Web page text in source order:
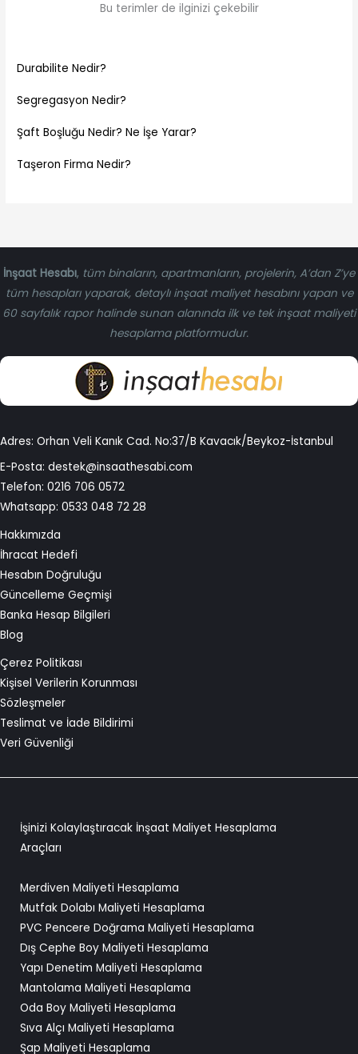
Bu terimler de ilginizi çekebilir
Durabilite Nedir?
Segregasyon Nedir?
Şaft Boşluğu Nedir? Ne İşe Yarar?
Taşeron Firma Nedir?
İnşaat Hesabı, tüm binaların, apartmanların, projelerin, A’dan Z’ye
tüm hesapları yaparak, detaylı inşaat maliyet hesabını yapan ve
60 sayfalık rapor halinde sunan alanında ilk ve tek inşaat maliyeti
hesaplama platformudur.
Adres: Orhan Veli Kanık Cad. No:37/B Kavacık/Beykoz-İstanbul
E-Posta: destek@insaathesabi.com
Telefon: 0216 706 0572
Whatsapp: 0533 048 72 28
Hakkımızda
İhracat Hedefi
Hesabın Doğruluğu
Güncelleme Geçmişi
Banka Hesap Bilgileri
Blog
Çerez Politikası
Kişisel Verilerin Korunması
Sözleşmeler
Teslimat ve İade Bildirimi
Veri Güvenliği
İşinizi Kolaylaştıracak İnşaat Maliyet Hesaplama
Araçları
Merdiven Maliyeti Hesaplama
Mutfak Dolabı Maliyeti Hesaplama
PVC Pencere Doğrama Maliyeti Hesaplama
Dış Cephe Boy Maliyeti Hesaplama
Yapı Denetim Maliyeti Hesaplama
Mantolama Maliyeti Hesaplama
Oda Boy Maliyeti Hesaplama
Sıva Alçı Maliyeti Hesaplama
Şap Maliyeti Hesaplama